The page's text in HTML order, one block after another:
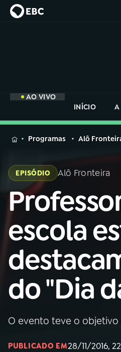
AO VIVO
INÍCIO
A
MENU
Buscar
na
Rádio
Nacional
AO
01 INÍCIO
02A RÁDIO
03PROGRAMAÇÃO
na
Rádio
Nacional
Programas Alô
EPISÓDIO Alô Fronteira
escola
do "Dia
O evento teve o objetivo
PUBLICADO EM28/11/2016,